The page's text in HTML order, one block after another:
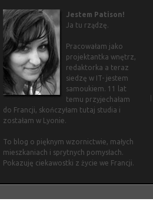
Jestem Patison!
Ja tu rządzę.
Pracowałam jako
projektantka wnętrz,
redaktorka a teraz
siedzę w IT- jestem
samoukiem. 11 lat
temu przyjechałam
do Francji, skończyłam tutaj studia i
zostałam w Lyonie.
To blog o pięknym wzornictwie, małych
mieszkaniach i sprytnych pomysłach.
Pokazuję ciekawostki z życie we Francji.
|